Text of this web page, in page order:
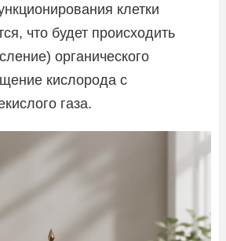
клетки
что будет происходить
органического
кислорода с
газа.